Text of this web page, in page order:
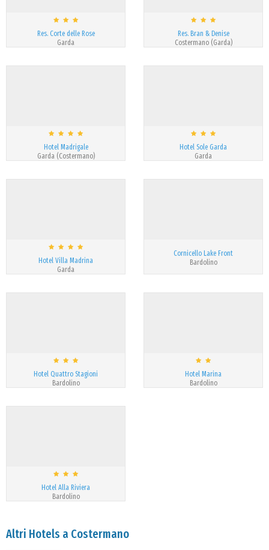
Res. Corte delle Rose
Garda
Res. Bran & Denise
Costermano (Garda)
Hotel Madrigale
Garda (Costermano)
Hotel Sole Garda
Garda
Hotel Villa Madrina
Garda
Cornicello Lake Front
Bardolino
Hotel Quattro Stagioni
Bardolino
Hotel Marina
Bardolino
Hotel Alla Riviera
Bardolino
Altri Hotels a Costermano